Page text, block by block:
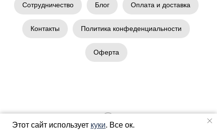
Этот сайт использует куки. Все ок.
Сотрудничество Блог Оплата и доставка
Контакты Политика конфеденциальности
Оферта